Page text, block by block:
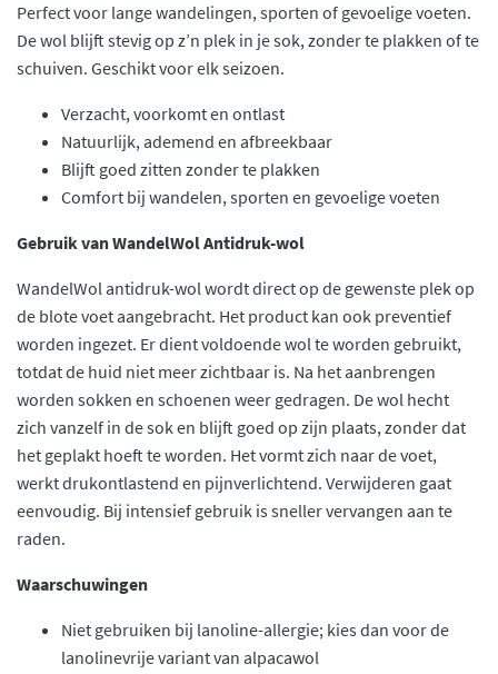
Perfect voor lange wandelingen, sporten of gevoelige voeten.
De wol blijft stevig op z’n plek in je sok, zonder te plakken of te
schuiven. Geschikt voor elk seizoen.
Verzacht, voorkomt en ontlast
Natuurlijk, ademend en afbreekbaar
Blijft goed zitten zonder te plakken
Comfort bij wandelen, sporten en gevoelige voeten
Gebruik van WandelWol Antidruk-wol
WandelWol antidruk-wol wordt direct op de gewenste plek op
de blote voet aangebracht. Het product kan ook preventief
worden ingezet. Er dient voldoende wol te worden gebruikt,
totdat de huid niet meer zichtbaar is. Na het aanbrengen
worden sokken en schoenen weer gedragen. De wol hecht
zich vanzelf in de sok en blijft goed op zijn plaats, zonder dat
het geplakt hoeft te worden. Het vormt zich naar de voet,
werkt drukontlastend en pijnverlichtend. Verwijderen gaat
eenvoudig. Bij intensief gebruik is sneller vervangen aan te
raden.
Waarschuwingen
Niet gebruiken bij lanoline-allergie; kies dan voor de
lanolinevrije variant van alpacawol